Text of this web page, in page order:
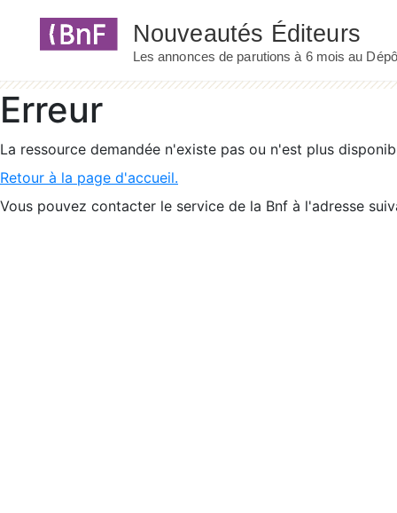
Erreur
La ressource demandée n'existe pas ou n'est plus
Retour à la page d'accueil.
Vous pouvez contacter le service de la Bnf à l'adresse